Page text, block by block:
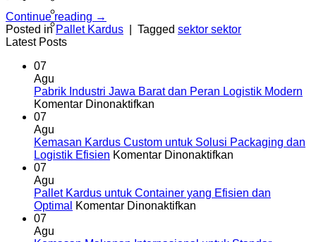
Continue reading →
Posted inPallet Kardus Tagged sektor sektor
Latest Posts
07
Agu
Pabrik Industri Jawa Barat dan Peran Logistik Modern
Komentar Dinonaktifkan
Jawa
Barat
Logistik
Modern
07
Agu
Kemasan Kardus Custom untuk Solusi Packaging dan
Logistik Efisien Komentar Dinonaktifkan
Custom
07
Agu
Pallet Kardus untuk Container yang Efisien dan
Optimal
Komentar Dinonaktifkan
07
Agu